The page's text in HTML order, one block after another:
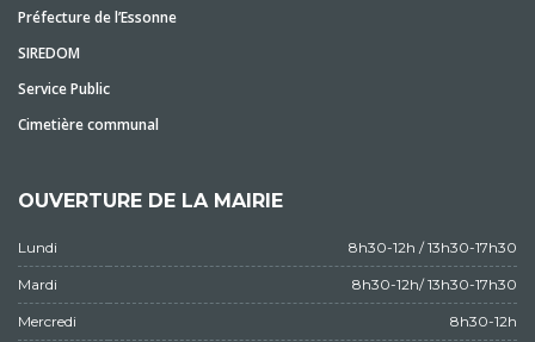
Préfecture de l’Essonne
SIREDOM
Service Public
Cimetière communal
OUVERTURE DE LA MAIRIE
Lundi 8h30-12h / 13h30-17h30
Mardi 8h30-12h/ 13h30-17h30
Mercredi 8h30-12h